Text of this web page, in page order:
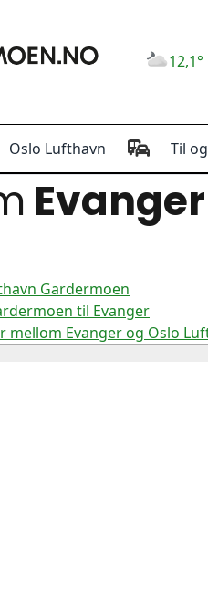
12,1°
Oslo Lufthavn Til
Evanger
Gardermoen
til Evanger
mellom Evanger og Oslo